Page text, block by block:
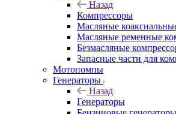
Назад
Компрессоры
Масляные
Масляные ременные
Безмасляные
Запасные части для
Мотопомпы
Генераторы
Назад
Генераторы